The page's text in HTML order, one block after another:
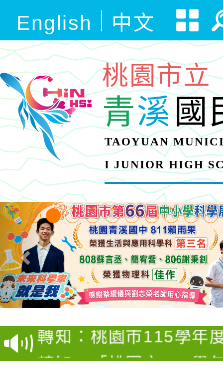
English 中文
桃園市立
青溪國
TAOYUAN
I JUNIOR HIGH
【甄選結果(第4招)】
學年度第1學期第9次代
結果(第4招)
【甄選結果(第12招)】
學年度第1學期第7次代
結果(第12招)
轉知：桃園市115學年
賽及師生本土語及新住
轉知：「桃園市115學